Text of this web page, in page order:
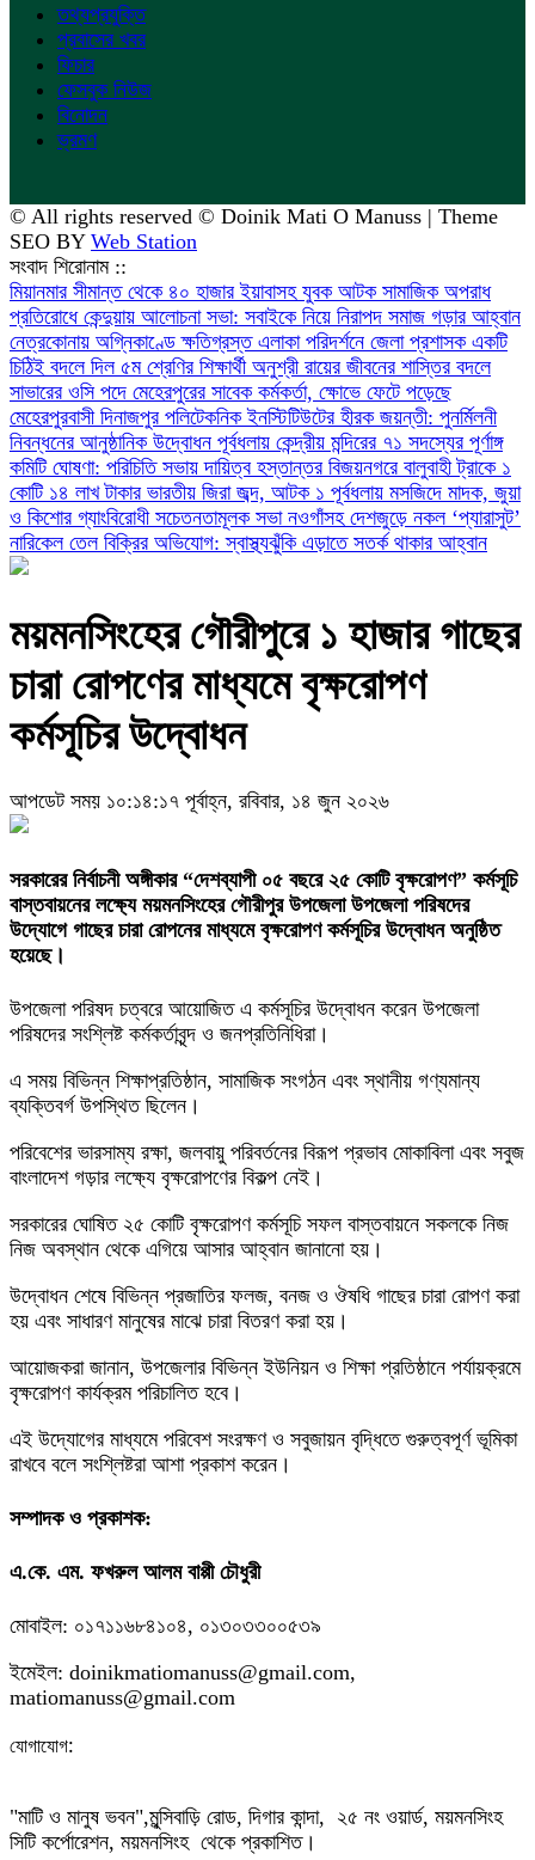
তথ্যপ্রযুক্তি
প্রবাসের খবর
ফিচার
ফেসবুক নিউজ
বিনোদন
ভ্রমণ
© All rights reserved © Doinik Mati O Manuss | Theme
SEO BY Web Station
সংবাদ শিরোনাম ::
মিয়ানমার সীমান্ত থেকে ৪০ হাজার ইয়াবাসহ যুবক আটক সামাজিক অপরাধ
প্রতিরোধে কেন্দুয়ায় আলোচনা সভা: সবাইকে নিয়ে নিরাপদ সমাজ গড়ার আহ্বান
নেত্রকোনায় অগ্নিকাণ্ডে ক্ষতিগ্রস্ত এলাকা পরিদর্শনে জেলা প্রশাসক একটি
চিঠিই বদলে দিল ৫ম শ্রেণির শিক্ষার্থী অনুশ্রী রায়ের জীবনের শাস্তির বদলে
সাভারের ওসি পদে মেহেরপুরের সাবেক কর্মকর্তা, ক্ষোভে ফেটে পড়েছে
মেহেরপুরবাসী দিনাজপুর পলিটেকনিক ইনস্টিটিউটের হীরক জয়ন্তী: পুনর্মিলনী
নিবন্ধনের আনুষ্ঠানিক উদ্বোধন পূর্বধলায় কেন্দ্রীয় মন্দিরের ৭১ সদস্যের পূর্ণাঙ্গ
কমিটি ঘোষণা: পরিচিতি সভায় দায়িত্ব হস্তান্তর বিজয়নগরে বালুবাহী ট্রাকে ১
কোটি ১৪ লাখ টাকার ভারতীয় জিরা জব্দ, আটক ১ পূর্বধলায় মসজিদে মাদক, জুয়া
ও কিশোর গ্যাংবিরোধী সচেতনতামূলক সভা নওগাঁসহ দেশজুড়ে নকল ‘প্যারাসুট’
নারিকেল তেল বিক্রির অভিযোগ: স্বাস্থ্যঝুঁকি এড়াতে সতর্ক থাকার আহ্বান
ময়মনসিংহের গৌরীপুরে ১ হাজার গাছের
চারা রোপণের মাধ্যমে বৃক্ষরোপণ
কর্মসূচির উদ্বোধন
আপডেট সময় ১০:১৪:১৭ পূর্বাহ্ন, রবিবার, ১৪ জুন ২০২৬
সরকারের নির্বাচনী অঙ্গীকার “দেশব্যাপী ০৫ বছরে ২৫ কোটি বৃক্ষরোপণ” কর্মসূচি
বাস্তবায়নের লক্ষ্যে ময়মনসিংহের গৌরীপুর উপজেলা উপজেলা পরিষদের
উদ্যোগে গাছের চারা রোপনের মাধ্যমে বৃক্ষরোপণ কর্মসূচির উদ্বোধন অনুষ্ঠিত
হয়েছে।
উপজেলা পরিষদ চত্বরে আয়োজিত এ কর্মসূচির উদ্বোধন করেন উপজেলা
পরিষদের সংশ্লিষ্ট কর্মকর্তাবৃন্দ ও জনপ্রতিনিধিরা।
এ সময় বিভিন্ন শিক্ষাপ্রতিষ্ঠান, সামাজিক সংগঠন এবং স্থানীয় গণ্যমান্য
ব্যক্তিবর্গ উপস্থিত ছিলেন।
পরিবেশের ভারসাম্য রক্ষা, জলবায়ু পরিবর্তনের বিরূপ প্রভাব মোকাবিলা এবং সবুজ
বাংলাদেশ গড়ার লক্ষ্যে বৃক্ষরোপণের বিকল্প নেই।
সরকারের ঘোষিত ২৫ কোটি বৃক্ষরোপণ কর্মসূচি সফল বাস্তবায়নে সকলকে নিজ
নিজ অবস্থান থেকে এগিয়ে আসার আহ্বান জানানো হয়।
উদ্বোধন শেষে বিভিন্ন প্রজাতির ফলজ, বনজ ও ঔষধি গাছের চারা রোপণ করা
হয় এবং সাধারণ মানুষের মাঝে চারা বিতরণ করা হয়।
আয়োজকরা জানান, উপজেলার বিভিন্ন ইউনিয়ন ও শিক্ষা প্রতিষ্ঠানে পর্যায়ক্রমে
বৃক্ষরোপণ কার্যক্রম পরিচালিত হবে।
এই উদ্যোগের মাধ্যমে পরিবেশ সংরক্ষণ ও সবুজায়ন বৃদ্ধিতে গুরুত্বপূর্ণ ভূমিকা
রাখবে বলে সংশ্লিষ্টরা আশা প্রকাশ করেন।
সম্পাদক ও প্রকাশক:
এ.কে. এম. ফখরুল আলম বাপ্পী চৌধুরী
মোবাইল: ০১৭১১৬৮৪১০৪, ০১৩০৩৩০০৫৩৯
ইমেইল: doinikmatiomanuss@gmail.com,
matiomanuss@gmail.com
যোগাযোগ:
"মাটি ও মানুষ ভবন",মুন্সিবাড়ি রোড, দিগার কান্দা, ২৫ নং ওয়ার্ড, ময়মনসিংহ
সিটি কর্পোরেশন, ময়মনসিংহ থেকে প্রকাশিত।